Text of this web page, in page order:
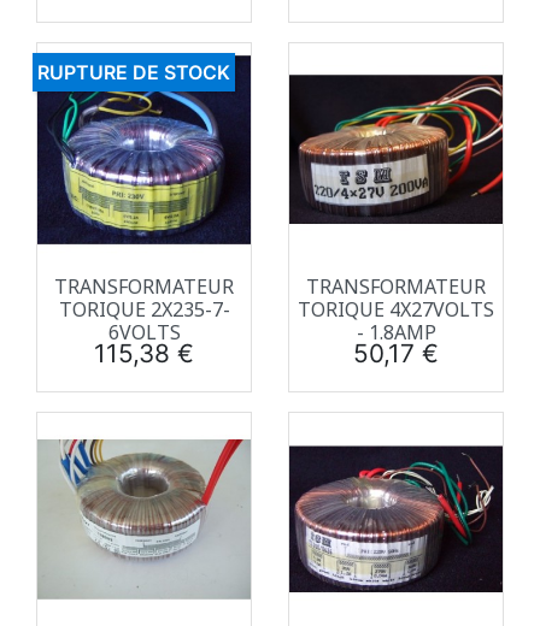
TRANSFORMATEUR
TORIQUE 2X235-7-
6VOLTS
Prix
115,38 €
RUPTURE DE STOCK
TRANSFORMATEUR
TORIQUE 4X27VOLTS
- 1.8AMP
Prix
50,17 €